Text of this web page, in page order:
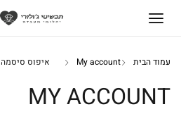
עמוד הבית My account איפוס סיסמה
MY ACCOUNT